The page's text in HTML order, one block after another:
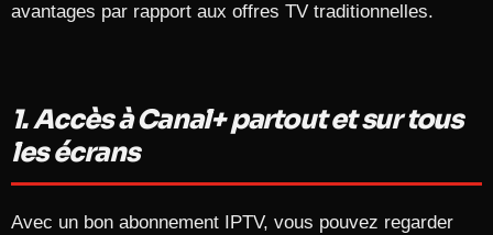
avantages par rapport aux offres TV traditionnelles.​
1. Accès à Canal+ partout et sur tous
les écrans
Avec un bon abonnement IPTV, vous pouvez regarder